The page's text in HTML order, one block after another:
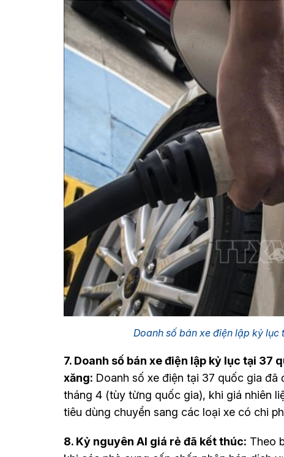
Doanh số bán xe điện lập kỷ lục
7. Doanh số bán xe điện lập kỷ lục tại
xăng: Doanh số xe điện tại 37 quốc gia
tháng 4 (tùy từng quốc gia), khi giá nhiên
tiêu dùng chuyển sang các loại xe có chi
8. Kỷ nguyên AI giá rẻ đã kết thúc: Theo